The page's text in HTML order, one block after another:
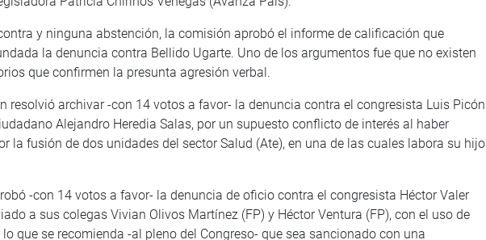
y ninguna abstención, la comisión aprobó el informe de calificación que
la denuncia contra Bellido Ugarte. Uno de los argumentos fue que no existen
que confirmen la presunta agresión verbal.
resolvió archivar -con 14 votos a favor- la denuncia contra el congresista Luis Picón
Alejandro Heredia Salas, por un supuesto conflicto de interés al haber
la fusión de dos unidades del sector Salud (Ate), en una de las cuales labora su hijo
-con 14 votos a favor- la denuncia de oficio contra el congresista Héctor Valer
a sus colegas Vivian Olivos Martínez (FP) y Héctor Ventura (FP), con el uso de
que se recomienda -al pleno del Congreso- que sea sancionado con una